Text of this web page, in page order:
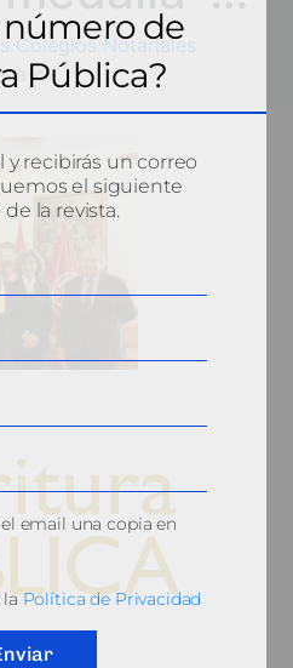
Colegios Notariales
ok
General del Notariado
de
Pública?
y recibirás un correo
el siguiente
la revista.
email una copia en
laPolítica de Privacidad